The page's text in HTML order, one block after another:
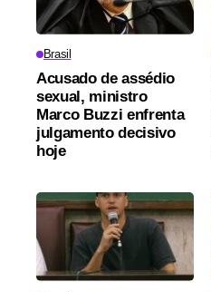
Brasil
Acusado de assédio
sexual, ministro
Marco Buzzi enfrenta
julgamento decisivo
hoje